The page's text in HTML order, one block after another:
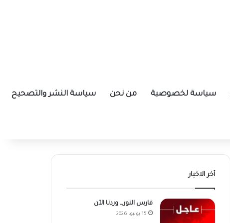
سياسة لخصوصية من نحن سياسة النشر والتصحيح
أخر الاخبار
فارس النور… وردنا الآن
15 يونيو، 2026